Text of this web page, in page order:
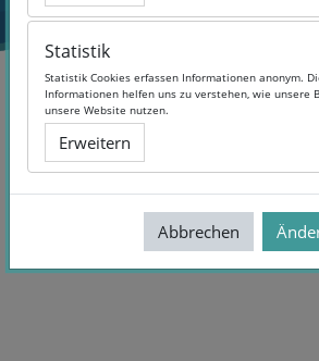
Topic 5
Abschnittsübersicht
Statistik
Statistik Cookies erfassen Informationen anonym.
Informationen helfen uns zu verstehen, wie unsere
unsere Website nutzen.
Erweitern
Abbrechen
Statistik
Statistik Cookies erfassen Informationen anonym.
Informationen helfen uns zu verstehen, wie unsere
unsere Website nutzen.
Erweitern
Abbrechen